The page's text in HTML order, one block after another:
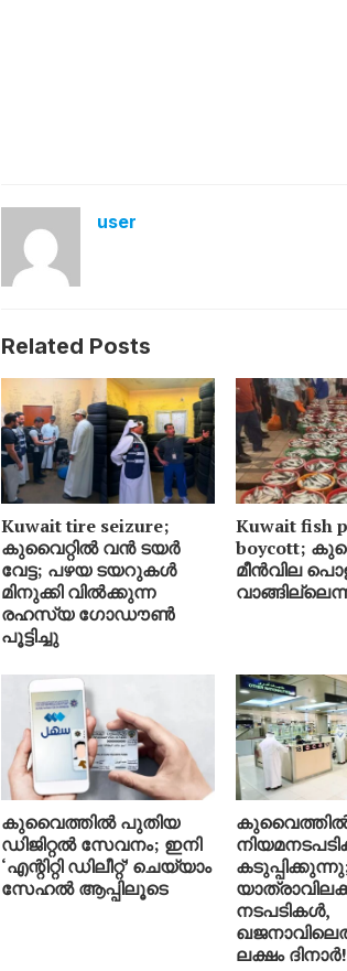
user
Related Posts
Kuwait tire seizure;
കുവൈറ്റിൽ വൻ ടയർ
വേട്ട; പഴയ ടയറുകൾ
മിനുക്കി വിൽക്കുന്ന
രഹസ്യ ഗോഡൗൺ
പൂട്ടിച്ചു
Kuwait fish
boycott;
മീൻവില
കുവൈത്തിൽ പുതിയ
ഡിജിറ്റൽ സേവനം; ഇനി
‘എന്റിറ്റി ഡിലീറ്റ്’ ചെയ്യാം
സേഹൽ ആപ്പിലൂടെ
നടപടികൾ,
ലക്ഷം ദിനാർ!